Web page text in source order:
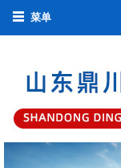
菜单